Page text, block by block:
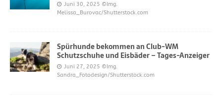
Juni 30, 2025 ©Img.
Melissa_Burovac/Shutterstock.com
Spürhunde bekommen an Club-WM
Schutzschuhe und Eisbäder – Tages-Anzeiger
Juni 27, 2025 ©Img.
Sandra_Fotodesign/Shutterstock.com